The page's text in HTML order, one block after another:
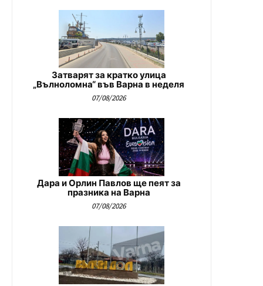
Затварят за кратко улица
„Вълноломна“ във Варна в неделя
07/08/2026
Дара и Орлин Павлов ще пеят за
празника на Варна
07/08/2026